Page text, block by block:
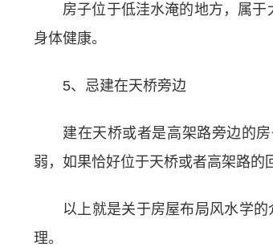
房子位于低洼水淹的地方，属
身体健康。
5、忌建在天桥旁边
建在天桥或者是高架路旁边的
弱，如果恰好位于天桥或者高架路的
以上就是关于房屋布局风水学
理。